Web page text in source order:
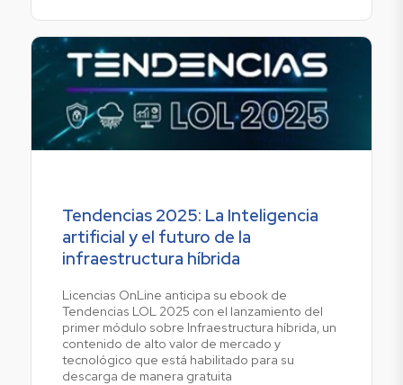
Tendencias 2025: La Inteligencia
artificial y el futuro de la
infraestructura híbrida
Licencias OnLine anticipa su ebook de
Tendencias LOL 2025 con el lanzamiento del
primer módulo sobre Infraestructura híbrida, un
contenido de alto valor de mercado y
tecnológico que está habilitado para su
descarga de manera gratuita